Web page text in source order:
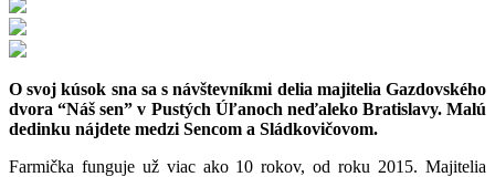
O svoj kúsok sna sa s návštevníkmi delia majitelia Gazdovského
dvora “Náš sen” v Pustých Úľanoch neďaleko Bratislavy. Malú
dedinku nájdete medzi Sencom a Sládkovičovom.
Farmička funguje už viac ako 10 rokov, od roku 2015. Majitelia